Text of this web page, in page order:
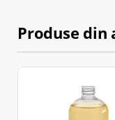
Produse din